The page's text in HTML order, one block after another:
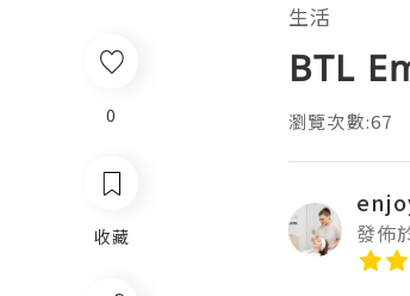
生活
BTL
瀏覽次數:67
發佈
0
收藏